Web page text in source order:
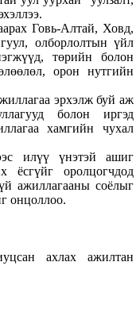
Говь-Алтай, Ховд,
олборлолтын үйл
төрийн болон
орон нутгийн
эрхэлж буй аж
болон иргэд
хамгийн чухал
илүү үнэтэй ашиг
ёсгүйг оролцогчдод
ажиллагааны соёлыг
онцоллоо.
ахлах ажилтан